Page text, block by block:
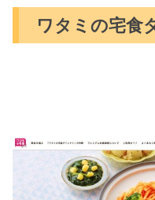
ワタミの宅食